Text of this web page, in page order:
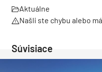
Aktuálne
Našli ste chybu alebo
Súvisiace